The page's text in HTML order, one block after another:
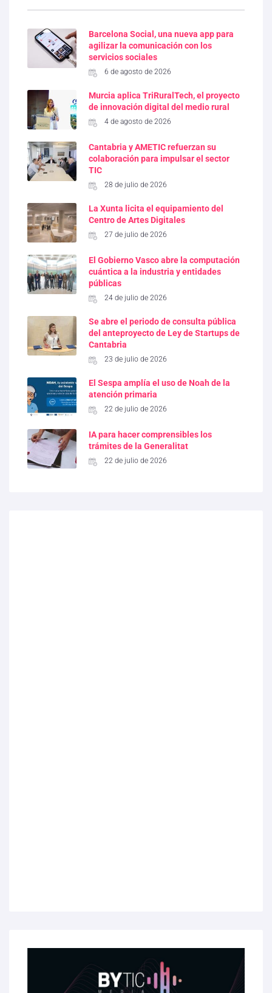
Barcelona Social, una nueva app para
agilizar la comunicación con los
servicios sociales
6 de agosto de 2026
Murcia aplica TriRuralTech, el proyecto
de innovación digital del medio rural
4 de agosto de 2026
Cantabria y AMETIC refuerzan su
colaboración para impulsar el sector
TIC
28 de julio de 2026
La Xunta licita el equipamiento del
Centro de Artes Digitales
27 de julio de 2026
El Gobierno Vasco abre la computación
cuántica a la industria y entidades
públicas
24 de julio de 2026
Se abre el periodo de consulta pública
del anteproyecto de Ley de Startups de
Cantabria
23 de julio de 2026
El Sespa amplía el uso de Noah de la
atención primaria
22 de julio de 2026
IA para hacer comprensibles los
trámites de la Generalitat
22 de julio de 2026